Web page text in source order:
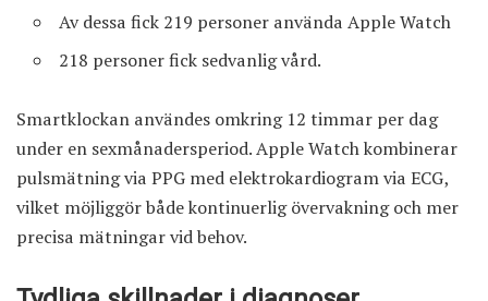
Av dessa fick 219 personer använda Apple Watch
218 personer fick sedvanlig vård.
Smartklockan användes omkring 12 timmar per dag
under en sexmånadersperiod. Apple Watch kombinerar
pulsmätning via PPG med elektrokardiogram via ECG,
vilket möjliggör både kontinuerlig övervakning och mer
precisa mätningar vid behov.